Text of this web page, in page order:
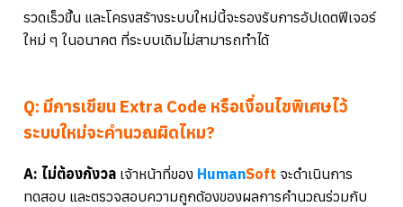
รวดเร็วขึ้น และโครงสร้างระบบใหม่นี้จะรองรับการอัปเดตฟีเจอร์
ใหม่ ๆ ในอนาคต ที่ระบบเดิมไม่สามารถทำได้
Q: มีการเขียน Extra Code หรือเงื่อนไขพิเศษไว้
ระบบใหม่จะคำนวณผิดไหม?
A: ไม่ต้องกังวล เจ้าหน้าที่ของ HumanSoft จะดำเนินการ
ทดสอบ และตรวจสอบความถูกต้องของผลการคำนวณร่วมกับ